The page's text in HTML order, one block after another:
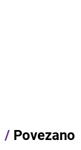
/ Povezano